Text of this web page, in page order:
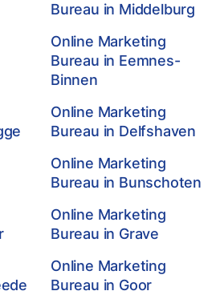
Bureau in Middelburg
Online Marketing
Bureau in Eemnes-
Binnen
Online Marketing
Bureau in Delfshaven
Online Marketing
Bureau in Bunschoten
Online Marketing
Bureau in Grave
Online Marketing
Bureau in Goor